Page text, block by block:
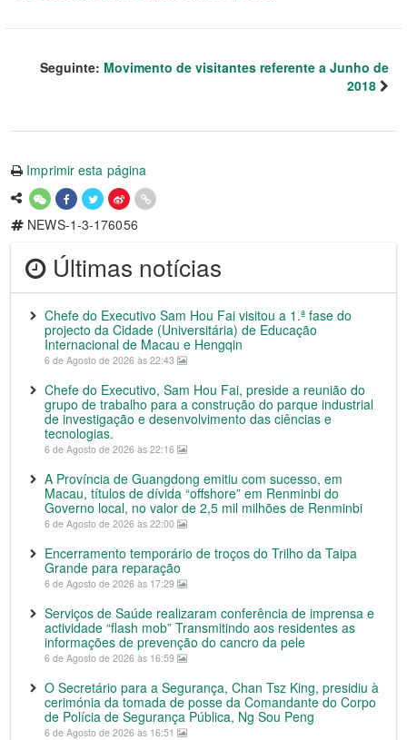
Seguinte: Movimento de visitantes referente a Junho de
2018
Imprimir esta página
NEWS-1-3-176056
Últimas notícias
Chefe do Executivo Sam Hou Fai visitou a 1.ª fase do
projecto da Cidade (Universitária) de Educação
Internacional de Macau e Hengqin
6 de Agosto de 2026 às 22:43
Chefe do Executivo, Sam Hou Fai, preside a reunião do
grupo de trabalho para a construção do parque industrial
de investigação e desenvolvimento das ciências e
tecnologias.
6 de Agosto de 2026 às 22:16
A Província de Guangdong emitiu com sucesso, em
Macau, títulos de dívida “offshore” em Renminbi do
Governo local, no valor de 2,5 mil milhões de Renminbi
6 de Agosto de 2026 às 22:00
Encerramento temporário de troços do Trilho da Taipa
Grande para reparação
6 de Agosto de 2026 às 17:29
Serviços de Saúde realizaram conferência de imprensa e
actividade “flash mob” Transmitindo aos residentes as
informações de prevenção do cancro da pele
6 de Agosto de 2026 às 16:59
O Secretário para a Segurança, Chan Tsz King, presidiu à
cerimónia da tomada de posse da Comandante do Corpo
de Polícia de Segurança Pública, Ng Sou Peng
6 de Agosto de 2026 às 16:51